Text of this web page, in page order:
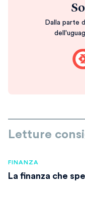
Dalla parte
Letture
FINANZA
La finanza che